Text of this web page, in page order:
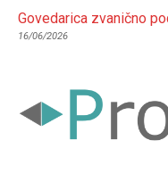
Govedarica zvanično
16/06/2026